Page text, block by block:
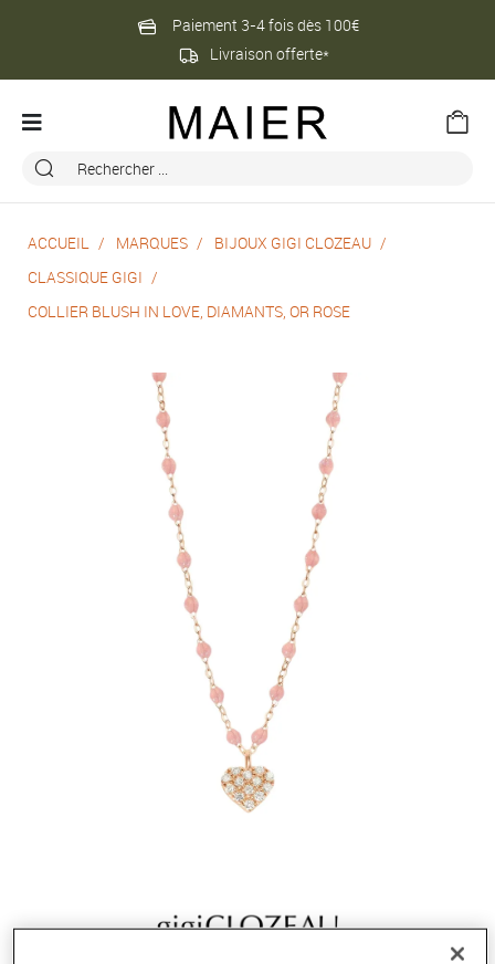
Paiement 3-4 fois dès 100€
Livraison offerte*
ACCUEIL MARQUES
BIJOUX GIGI CLOZEAU
CLASSIQUE GIGI
COLLIER BLUSH IN LOVE, DIAMANTS, OR ROSE